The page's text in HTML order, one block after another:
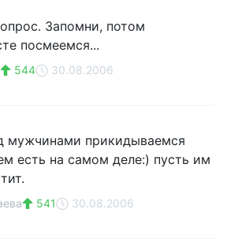
Запомни, потом
посмеемся...
544 30.08.2006
мужчинами прикидываемся
есть на самом деле:) пусть им
541 30.08.2006